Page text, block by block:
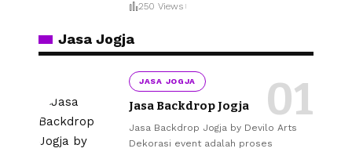
250 Views
Jasa Jogja
JASA JOGJA
Jasa Backdrop Jogja
Jasa Backdrop Jogja by Devilo Arts
Dekorasi event adalah proses